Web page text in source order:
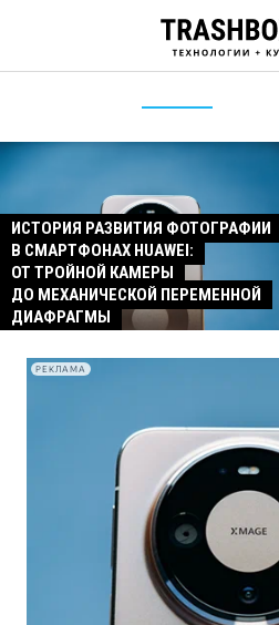
ИСТОРИЯ РАЗВИТИЯ ФОТОГРАФИИ
В СМАРТФОНАХ HUAWEI:
ОТ ТРОЙНОЙ КАМЕРЫ
ДО МЕХАНИЧЕСКОЙ ПЕРЕМЕННОЙ
ДИАФРАГМЫ
РЕКЛАМА